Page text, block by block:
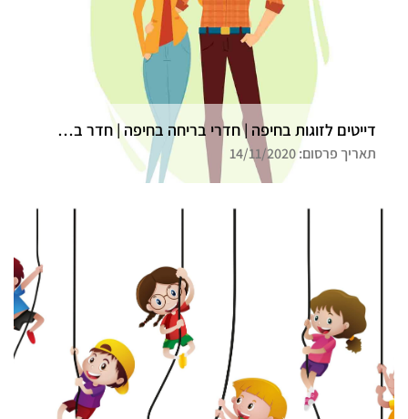
דייטים לזוגות בחיפה | חדרי בריחה בחיפה | חדר בריחה גלדיאטור
תאריך פרסום: 14/11/2020